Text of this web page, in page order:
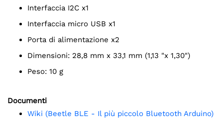
Interfaccia I2C x1
Interfaccia micro USB x1
Porta di alimentazione x2
Dimensioni: 28,8 mm x 33,1 mm (1,13 "x 1,30")
Peso: 10 g
Documenti
Wiki (Beetle BLE - Il più piccolo Bluetooth Arduino)